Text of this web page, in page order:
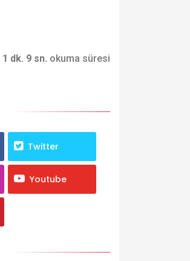
1 dk. 9 sn. okuma süresi
Twitter
Youtube